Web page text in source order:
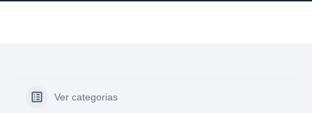
Ver categorias